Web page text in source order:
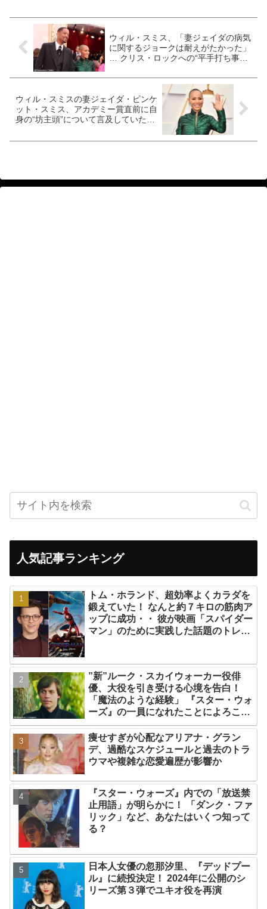
ウィル・スミス、「妻ジェイダの病気
に関するジョークは耐えがたかった」
… クリス・ロックへの“平手打ち事
者です」
ウィル・スミスの妻ジェイダ・ピンケ
ット・スミス、アカデミー賞直前に自
身の“坊主頭”について言及していた！
イダは、自分の髪型について何と語っ
人気記事ランキング
トム・ホランド、超効率よくカラダを
鍛えていた！ なんと約７キロの筋肉ア
ップに成功・・ 彼が映画「スパイダー
マン」のために実践した話題のトレー
”新”ルーク・スカイウォーカー役俳
優、大役を引き受ける心境を告白！
「魔法のような経験」 『スター・ウォ
ーズ』の一員になれたことによろこび
爆発
痩せすぎが心配なアリアナ・グラン
デ、過酷なスケジュールと過去のトラ
ウマや複雑な恋愛遍歴が影響か
『スター・ウォーズ』内での「放送禁
止用語」が明らかに！ 「ダンク・ファ
リック」など、あなたはいくつ知って
る？
日本人女優の忽那汐里、『デッドプー
ル』に続投決定！ 2024年に公開のシ
リーズ第３弾でユキオ役を再演